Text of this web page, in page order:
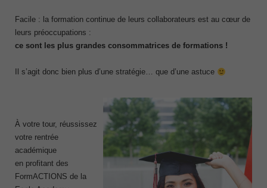
Facile : la formation continue de leurs collaborateurs est au cœur de
leurs préoccupations :
ce sont les plus grandes consommatrices de formations !
Il s’agit donc bien plus d’une stratégie… que d’une astuce
À votre tour, réussissez
votre rentrée
académique
en profitant des
FormACTIONS de la